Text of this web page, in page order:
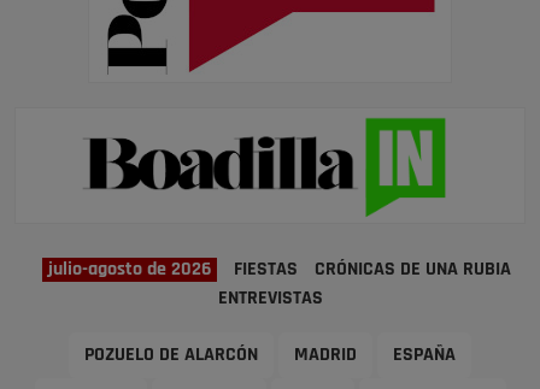
julio-agosto de 2026 FIESTAS
CRÓNICAS DE UNA RUBIA
ENTREVISTAS
POZUELO DE ALARCÓN MADRID ESPAÑA